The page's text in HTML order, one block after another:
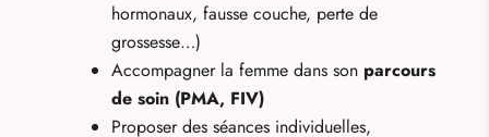
hormonaux, fausse couche, perte de
grossesse…)
Accompagner la femme dans son parcours
de soin (PMA, FIV)
Proposer des séances individuelles,